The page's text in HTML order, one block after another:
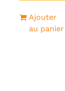
Ajouter
au panier